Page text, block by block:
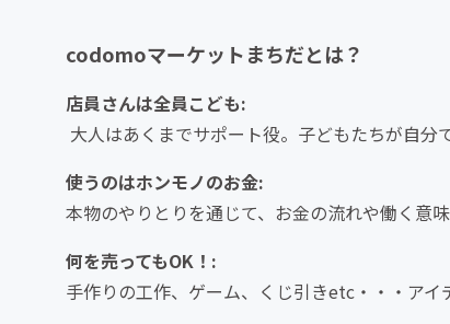
codomoマーケットまちだとは？
店員さんは全員こども:
大人はあくまでサポート役。子どもたちが自分
使うのはホンモノのお金:
本物のやりとりを通じて、お金の流れや働く意
何を売ってもOK！:
手作りの工作、ゲーム、くじ引きetc・・・アイ